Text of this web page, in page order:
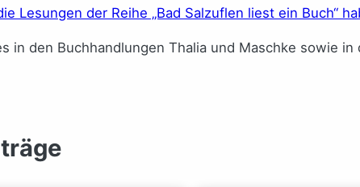
Lesungen der Reihe „Bad Salzuflen liest ein Buch“
in den Buchhandlungen Thalia und Maschke sowie in